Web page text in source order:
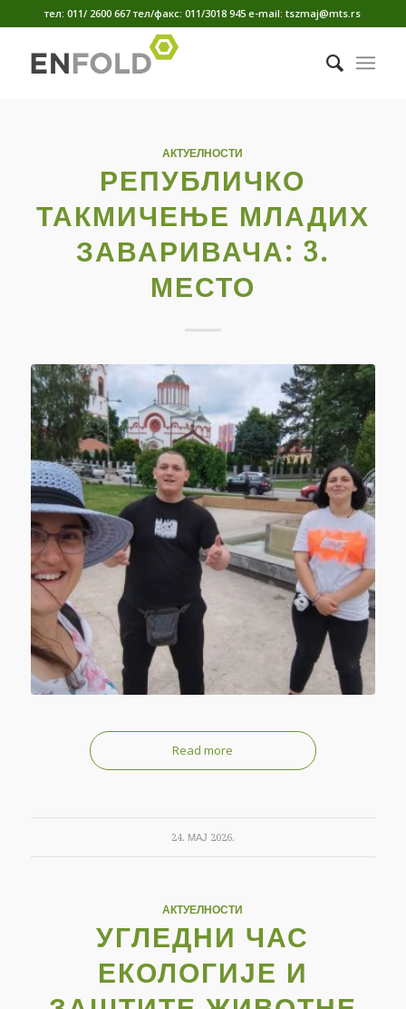
тел: 011/ 2600 667 тел/факс: 011/3018 945 е-mail: tszmaj@mts.rs
АКТУЕЛНОСТИ
РЕПУБЛИЧКО
ТАКМИЧЕЊЕ МЛАДИХ
ЗАВАРИВАЧА: 3.
МЕСТО
Read more
24. МАЈ 2026.
АКТУЕЛНОСТИ
УГЛЕДНИ ЧАС
ЕКОЛОГИЈЕ И